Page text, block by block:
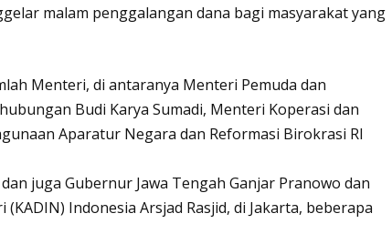
malam penggalangan dana bagi masyarakat yang
Menteri, di antaranya Menteri Pemuda dan
Budi Karya Sumadi, Menteri Koperasi dan
Aparatur Negara dan Reformasi Birokrasi RI
juga Gubernur Jawa Tengah Ganjar Pranowo dan
Indonesia Arsjad Rasjid, di Jakarta, beberapa